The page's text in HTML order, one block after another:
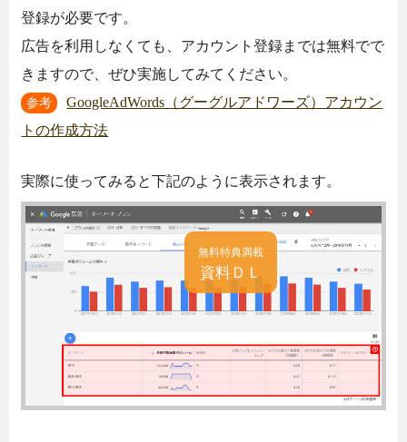
登録が必要です。
広告を利用しなくても、アカウント登録までは無料でで
きますので、ぜひ実施してみてください。
参考
GoogleAdWords（グーグルアドワーズ）アカウン
トの作成方法
実際に使ってみると下記のように表示されます。
無料特典満載
資料ＤＬ